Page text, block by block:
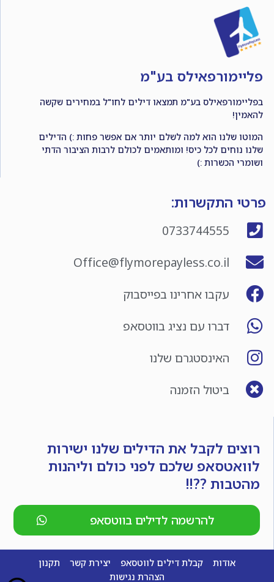
פליימורפאילס בע"מ
בפליימורפאילס בע"מ תמצאו דילים לחו"ל במחירים שקשה
להאמין!
המוטו שלנו הוא למה לשלם יותר אם אפשר פחות :) הדילים
שלנו נוחים לכל כיס! ומותאמים לכולם לרבות הציבור הדתי
ושומרי הכשרות :)
פרטי התקשרות:
0733744555
Office@flymorepayless.co.il
עקבו אחרינו בפייסבוק
דברו עם נציג בווטסאפ
האינסטגרם שלנו
ביטול הזמנה
רוצים לקבל את הדילים שלנו ישירות
לוואטסאפ שלכם לפני כולם וליהנות
מהטבות ??!!
להרשמה לדילים בווטסאפ
אודות קבלת דילים לווטסאפ יצירת קשר
תקנון
הצהרת נגישות